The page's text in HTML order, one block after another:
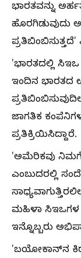
ಭಾರತವನ್ನು
ಹೊರಗಿಡುವುದು
'ಭಾರತದಲ್ಲಿ ಸಿಇಒ
ಇಂದಿನ ಭಾರತದ
ಜಾಗತಿಕ
ಪ್ರತಿಕ್ರಿಯಿಸಿದ್ದಾರೆ.
'ಅಮೆರಿಕವು ನಿಮಗೆ
ಎಂಬುದರಲ್ಲಿ
ಮಹಿಳಾ ಸಿಇಒಗಳ
ಇನ್ನೊಬ್ಬರು
'ಬಯೋಕಾನ್‌ನ